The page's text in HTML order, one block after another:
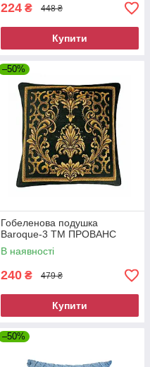
224 ₴ 448 ₴
Купити
–50%
Гобеленова подушка
Baroque-3 ТМ ПРОВАНС
В наявності
240 ₴ 479 ₴
Купити
–50%